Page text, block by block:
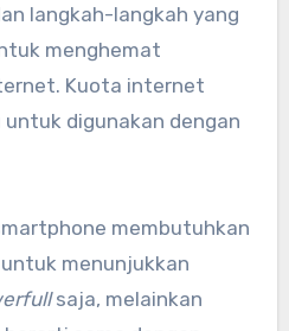
langkah-langkah yang
menghemat
Kuota internet
digunakan dengan
membutuhkan
menunjukkan
saja, melainkan